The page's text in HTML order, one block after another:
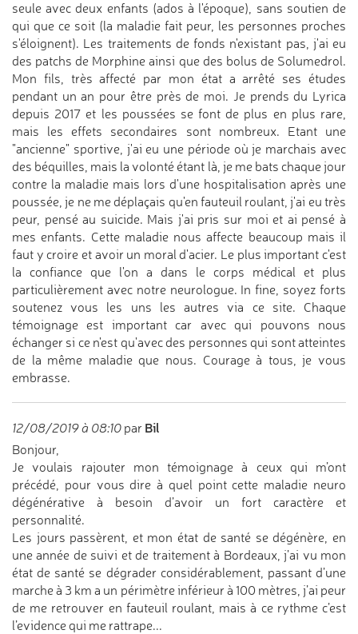
seule avec deux enfants (ados à l'époque), sans soutien de
qui que ce soit (la maladie fait peur, les personnes proches
s'éloignent). Les traitements de fonds n'existant pas, j'ai eu
des patchs de Morphine ainsi que des bolus de Solumedrol.
Mon fils, très affecté par mon état a arrêté ses études
pendant un an pour être près de moi. Je prends du Lyrica
depuis 2017 et les poussées se font de plus en plus rare,
mais les effets secondaires sont nombreux. Etant une
"ancienne" sportive, j'ai eu une période où je marchais avec
des béquilles, mais la volonté étant là, je me bats chaque jour
contre la maladie mais lors d'une hospitalisation après une
poussée, je ne me déplaçais qu'en fauteuil roulant, j'ai eu très
peur, pensé au suicide. Mais j'ai pris sur moi et ai pensé à
mes enfants. Cette maladie nous affecte beaucoup mais il
faut y croire et avoir un moral d'acier. Le plus important c'est
la confiance que l'on a dans le corps médical et plus
particulièrement avec notre neurologue. In fine, soyez forts
soutenez vous les uns les autres via ce site. Chaque
témoignage est important car avec qui pouvons nous
échanger si ce n'est qu'avec des personnes qui sont atteintes
de la même maladie que nous. Courage à tous, je vous
embrasse.
12/08/2019 à 08:10 par Bil
Bonjour,
Je voulais rajouter mon témoignage à ceux qui m’ont
précédé, pour vous dire à quel point cette maladie neuro
dégénérative à besoin d’avoir un fort caractère et
personnalité.
Les jours passèrent, et mon état de santé se dégénère, en
une année de suivi et de traitement à Bordeaux, j’ai vu mon
état de santé se dégrader considérablement, passant d’une
marche à 3 km a un périmètre inférieur à 100 mètres, j’ai peur
de me retrouver en fauteuil roulant, mais à ce rythme c’est
l’evidence qui me rattrape...